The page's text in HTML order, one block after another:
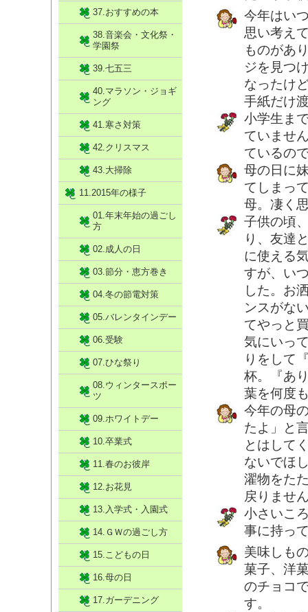
今年はい
思い考え
ものがあ
ジを見つ
なったけ
手紙だけ
小学生ま
ていませ
ているの
母の日に
てしまっ
母。凄く
子供の頃
り、友達
に使える
すが、い
した。お
ンスがな
てやっと
気にいっ
りをして
杯。『あ
葉を何度
今年の母
たよ」と
とはして
ないでほ
濯物をた
戻りませ
小さいこ
事に持っ
美味しも
菓子、洋
のチョコ
す。
37.おすすめの本
38.音楽会・文化祭・
学園祭
39.七五三
40.マラソン・ジョギ
ング
41.寒さ対策
42.クリスマス
43.大掃除
11.2015年の様子
01.年末年始の過ごし
方
02.成人の日
03.節分・恵方巻き
04.冬の節電対策
05.バレンタインデー
06.受験
07.ひな祭り
08.ウィンタースポー
ツ
09.ホワイトデー
10.卒業式
11.春のお彼岸
12.お花見
13.入学式・入園式
14.ＧＷの過ごし方
15.こどもの日
16.母の日
17.ガーデニング